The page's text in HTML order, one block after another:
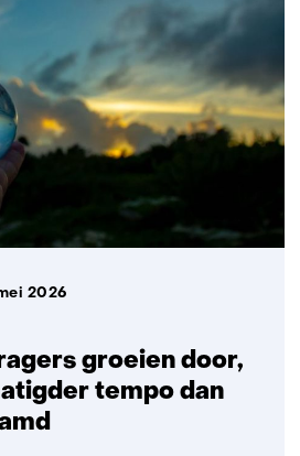
ons
op)
getoond
1
t/m
5
groeien door,
tempo dan
2026